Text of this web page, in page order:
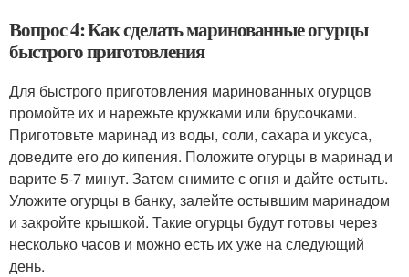
Вопрос 4: Как сделать маринованные огурцы
быстрого приготовления
Для быстрого приготовления маринованных огурцов
промойте их и нарежьте кружками или брусочками.
Приготовьте маринад из воды, соли, сахара и уксуса,
доведите его до кипения. Положите огурцы в маринад и
варите 5-7 минут. Затем снимите с огня и дайте остыть.
Уложите огурцы в банку, залейте остывшим маринадом
и закройте крышкой. Такие огурцы будут готовы через
несколько часов и можно есть их уже на следующий
день.